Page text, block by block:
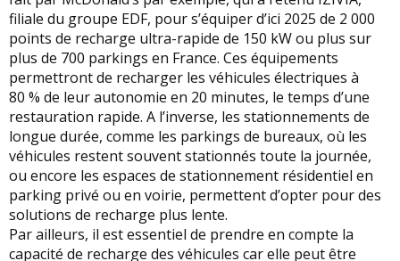
filiale du groupe EDF, pour s’équiper d’ici 2025 de 2 000
points de recharge ultra-rapide de 150 kW ou plus sur
plus de 700 parkings en France. Ces équipements
permettront de recharger les véhicules électriques à
80 % de leur autonomie en 20 minutes, le temps d’une
restauration rapide. A l’inverse, les stationnements de
longue durée, comme les parkings de bureaux, où les
véhicules restent souvent stationnés toute la journée,
ou encore les espaces de stationnement résidentiel en
parking privé ou en voirie, permettent d’opter pour des
solutions de recharge plus lente.
Par ailleurs, il est essentiel de prendre en compte la
capacité de recharge des véhicules car elle peut être